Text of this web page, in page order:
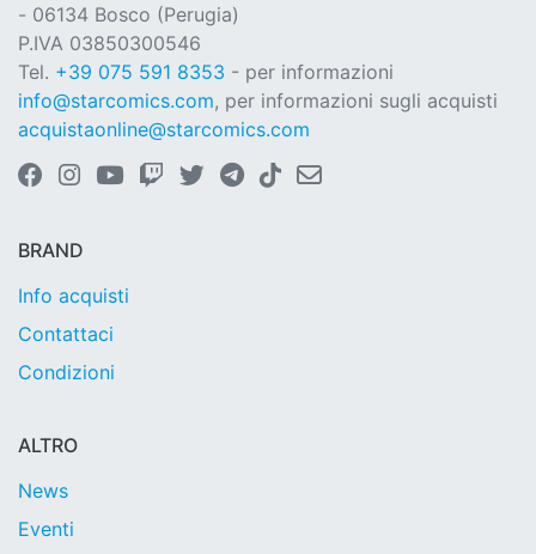
- 06134 Bosco (Perugia)
P.IVA 03850300546
Tel. +39 075 591 8353 - per informazioni
info@starcomics.com, per informazioni sugli acquisti
acquistaonline@starcomics.com
BRAND
Info acquisti
Contattaci
Condizioni
ALTRO
News
Eventi